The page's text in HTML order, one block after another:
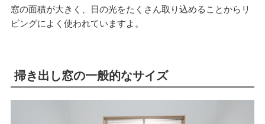
窓の面積が大きく、日の光をたくさん取り込めることからリ
ビングによく使われていますよ。
掃き出し窓の一般的なサイズ